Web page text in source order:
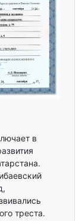
в
треста.